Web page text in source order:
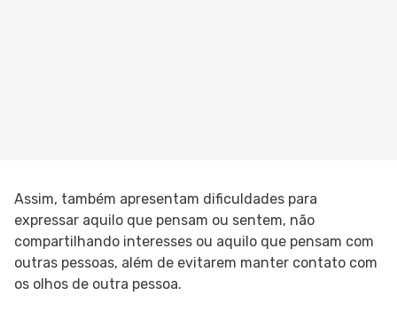
Assim, também apresentam dificuldades para
expressar aquilo que pensam ou sentem, não
compartilhando interesses ou aquilo que pensam com
outras pessoas, além de evitarem manter contato com
os olhos de outra pessoa.